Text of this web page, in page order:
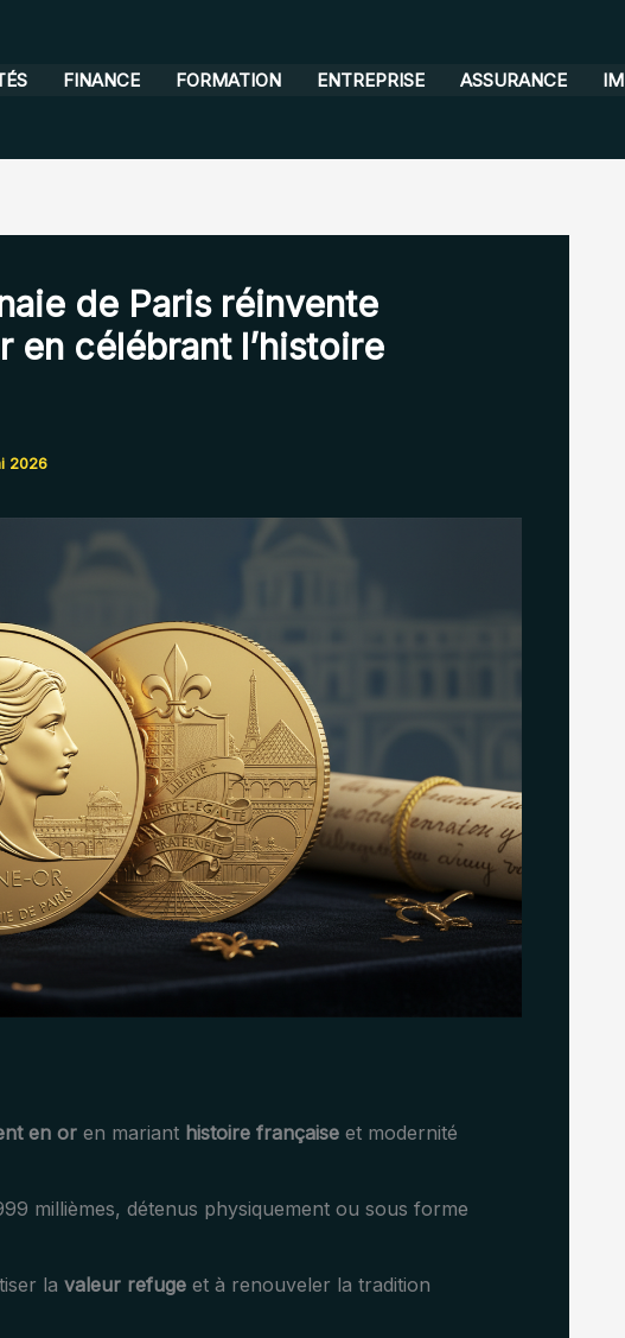
FINANCE FORMATION ENTREPRISE ASSURANCE
de Paris réinvente
en célébrant l’histoire
2026
en or en mariant histoire française et modernité
millièmes, détenus physiquement ou sous forme
la valeur refuge et à renouveler la tradition